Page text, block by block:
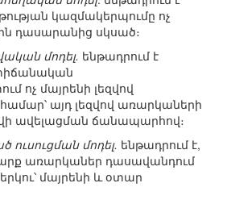
կազմակերպումը ոչ
ին դասարանից սկսած։
մոդել. ենթադրում է
ոչ մայրենի լեզվով
համար՝ այդ լեզվով առարկաների
ավելացման ճանապարհով։
ուսուցման մոդել. ենթադրում է,
առարկաներ դասավանդում
մայրենի և օտար